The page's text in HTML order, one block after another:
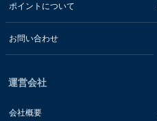
ポイントについて
お問い合わせ
運営会社
会社概要